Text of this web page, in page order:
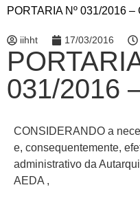
PORTARIA Nº 031/2016
iihht 17/03/2016
031/2016
CONSIDERANDO a
e, consequentemente,
administrativo da
AEDA ,